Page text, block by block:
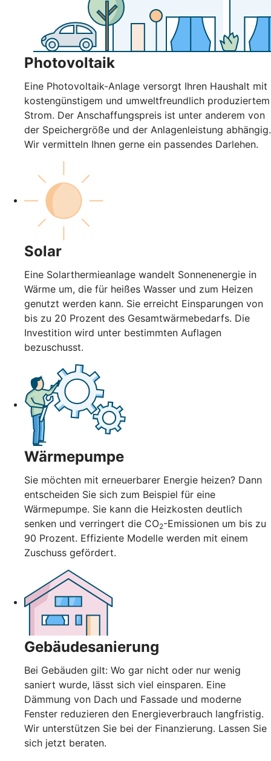
Photovoltaik
Eine Photovoltaik-Anlage versorgt Ihren Haushalt mit
kostengünstigem und umweltfreundlich produziertem
Strom. Der Anschaffungspreis ist unter anderem von
der Speichergröße und der Anlagenleistung abhängig.
Wir vermitteln Ihnen gerne ein passendes Darlehen.
Solar
Eine Solarthermieanlage wandelt Sonnenenergie in
Wärme um, die für heißes Wasser und zum Heizen
genutzt werden kann. Sie erreicht Einsparungen von
bis zu 20 Prozent des Gesamtwärmebedarfs. Die
Investition wird unter bestimmten Auflagen
bezuschusst.
Wärmepumpe
Sie möchten mit erneuerbarer Energie heizen? Dann
entscheiden Sie sich zum Beispiel für eine
Wärmepumpe. Sie kann die Heizkosten deutlich
senken und verringert die CO2-Emissionen um bis zu
90 Prozent. Effiziente Modelle werden mit einem
Zuschuss gefördert.
Gebäudesanierung
Bei Gebäuden gilt: Wo gar nicht oder nur wenig
saniert wurde, lässt sich viel einsparen. Eine
Dämmung von Dach und Fassade und moderne
Fenster reduzieren den Energieverbrauch langfristig.
Wir unterstützen Sie bei der Finanzierung. Lassen Sie
sich jetzt beraten.